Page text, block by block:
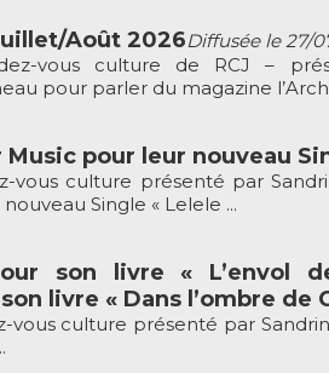
Août 2026Diffusée le 27/
vous culture de RCJ –
pour parler du magazine
Music pour leur nouveau
vous culture présenté par
Single « Lelele ...
son livre « L’envol
livre « Dans l’ombre de
vous culture présenté par